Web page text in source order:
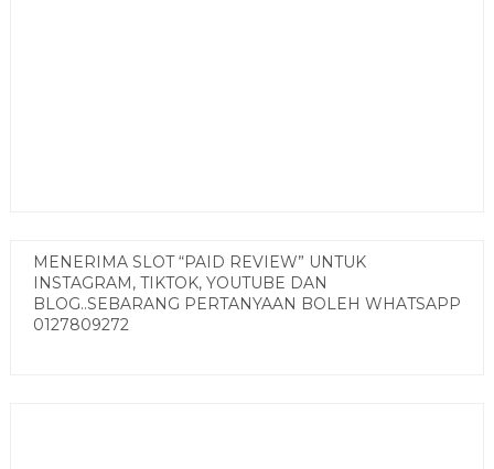
MENERIMA SLOT “PAID REVIEW” UNTUK
INSTAGRAM, TIKTOK, YOUTUBE DAN
BLOG..SEBARANG PERTANYAAN BOLEH WHATSAPP
0127809272